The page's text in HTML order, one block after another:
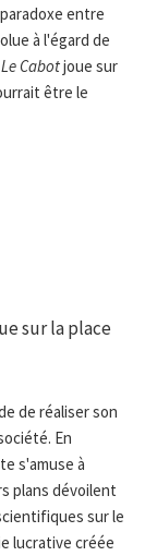
entre
à l'égard de
Le Cabotjoue sur
être le
sur la place
de réaliser son
En
s'amuse à
plans dévoilent
sur le
lucrative créée